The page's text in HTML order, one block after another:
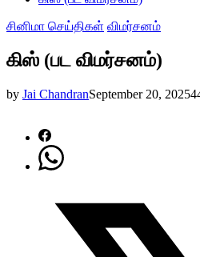
சினிமா செய்திகள் விமர்சனம்
கிஸ் (பட விமர்சனம்)
by Jai ChandranSeptember 20, 2025